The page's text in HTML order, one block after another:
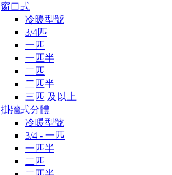
窗口式
冷暖型號
3/4匹
一匹
一匹半
二匹
二匹半
三匹 及以上
掛牆式分體
冷暖型號
3/4 - 一匹
一匹半
二匹